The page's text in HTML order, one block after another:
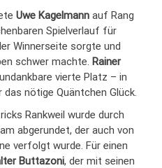
Uwe Kagelmann auf Rang
Spielverlauf für
Winnerseite sorgte und
schwer machte. Rainer
vierte Platz – in
nötige Quäntchen Glück.
Rankweil wurde durch
abgerundet, der auch von
verfolgt wurde. Für einen
Buttazoni, der mit seinen